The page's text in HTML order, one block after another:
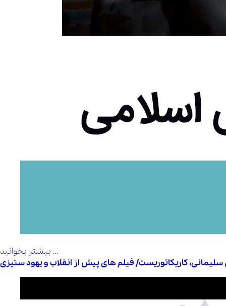
بیشتر بخوانید ...
کاریکاتوریست/ فیلم های پیش از انقلاب و یهود ستیزی